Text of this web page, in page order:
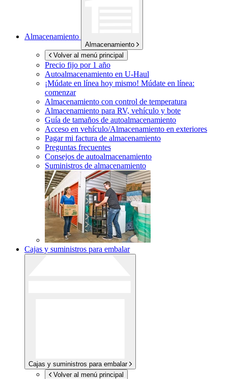
Almacenamiento
Almacenamiento
Volver al menú principal
Precio fijo por 1 año
Autoalmacenamiento en U-Haul
¡Múdate en línea hoy mismo! Múdate en línea:
comenzar
Almacenamiento con control de temperatura
Almacenamiento para RV, vehículo y bote
Guía de tamaños de autoalmacenamiento
Acceso en vehículo/Almacenamiento en exteriores
Pagar mi factura de almacenamiento
Preguntas frecuentes
Consejos de autoalmacenamiento
Suministros de almacenamiento
Cajas y suministros para embalar
Cajas y suministros para embalar
Volver al menú principal